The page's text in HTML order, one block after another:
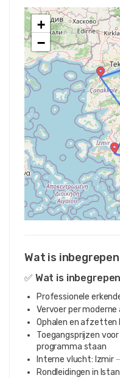
+
−
Wat is inbegrepen
✅ Wat is inbegrepen
Professionele
Vervoer per
Ophalen en afzetten
Toegangsprijzen
programma staan
Interne vlucht: Izmir
Rondleidingen in